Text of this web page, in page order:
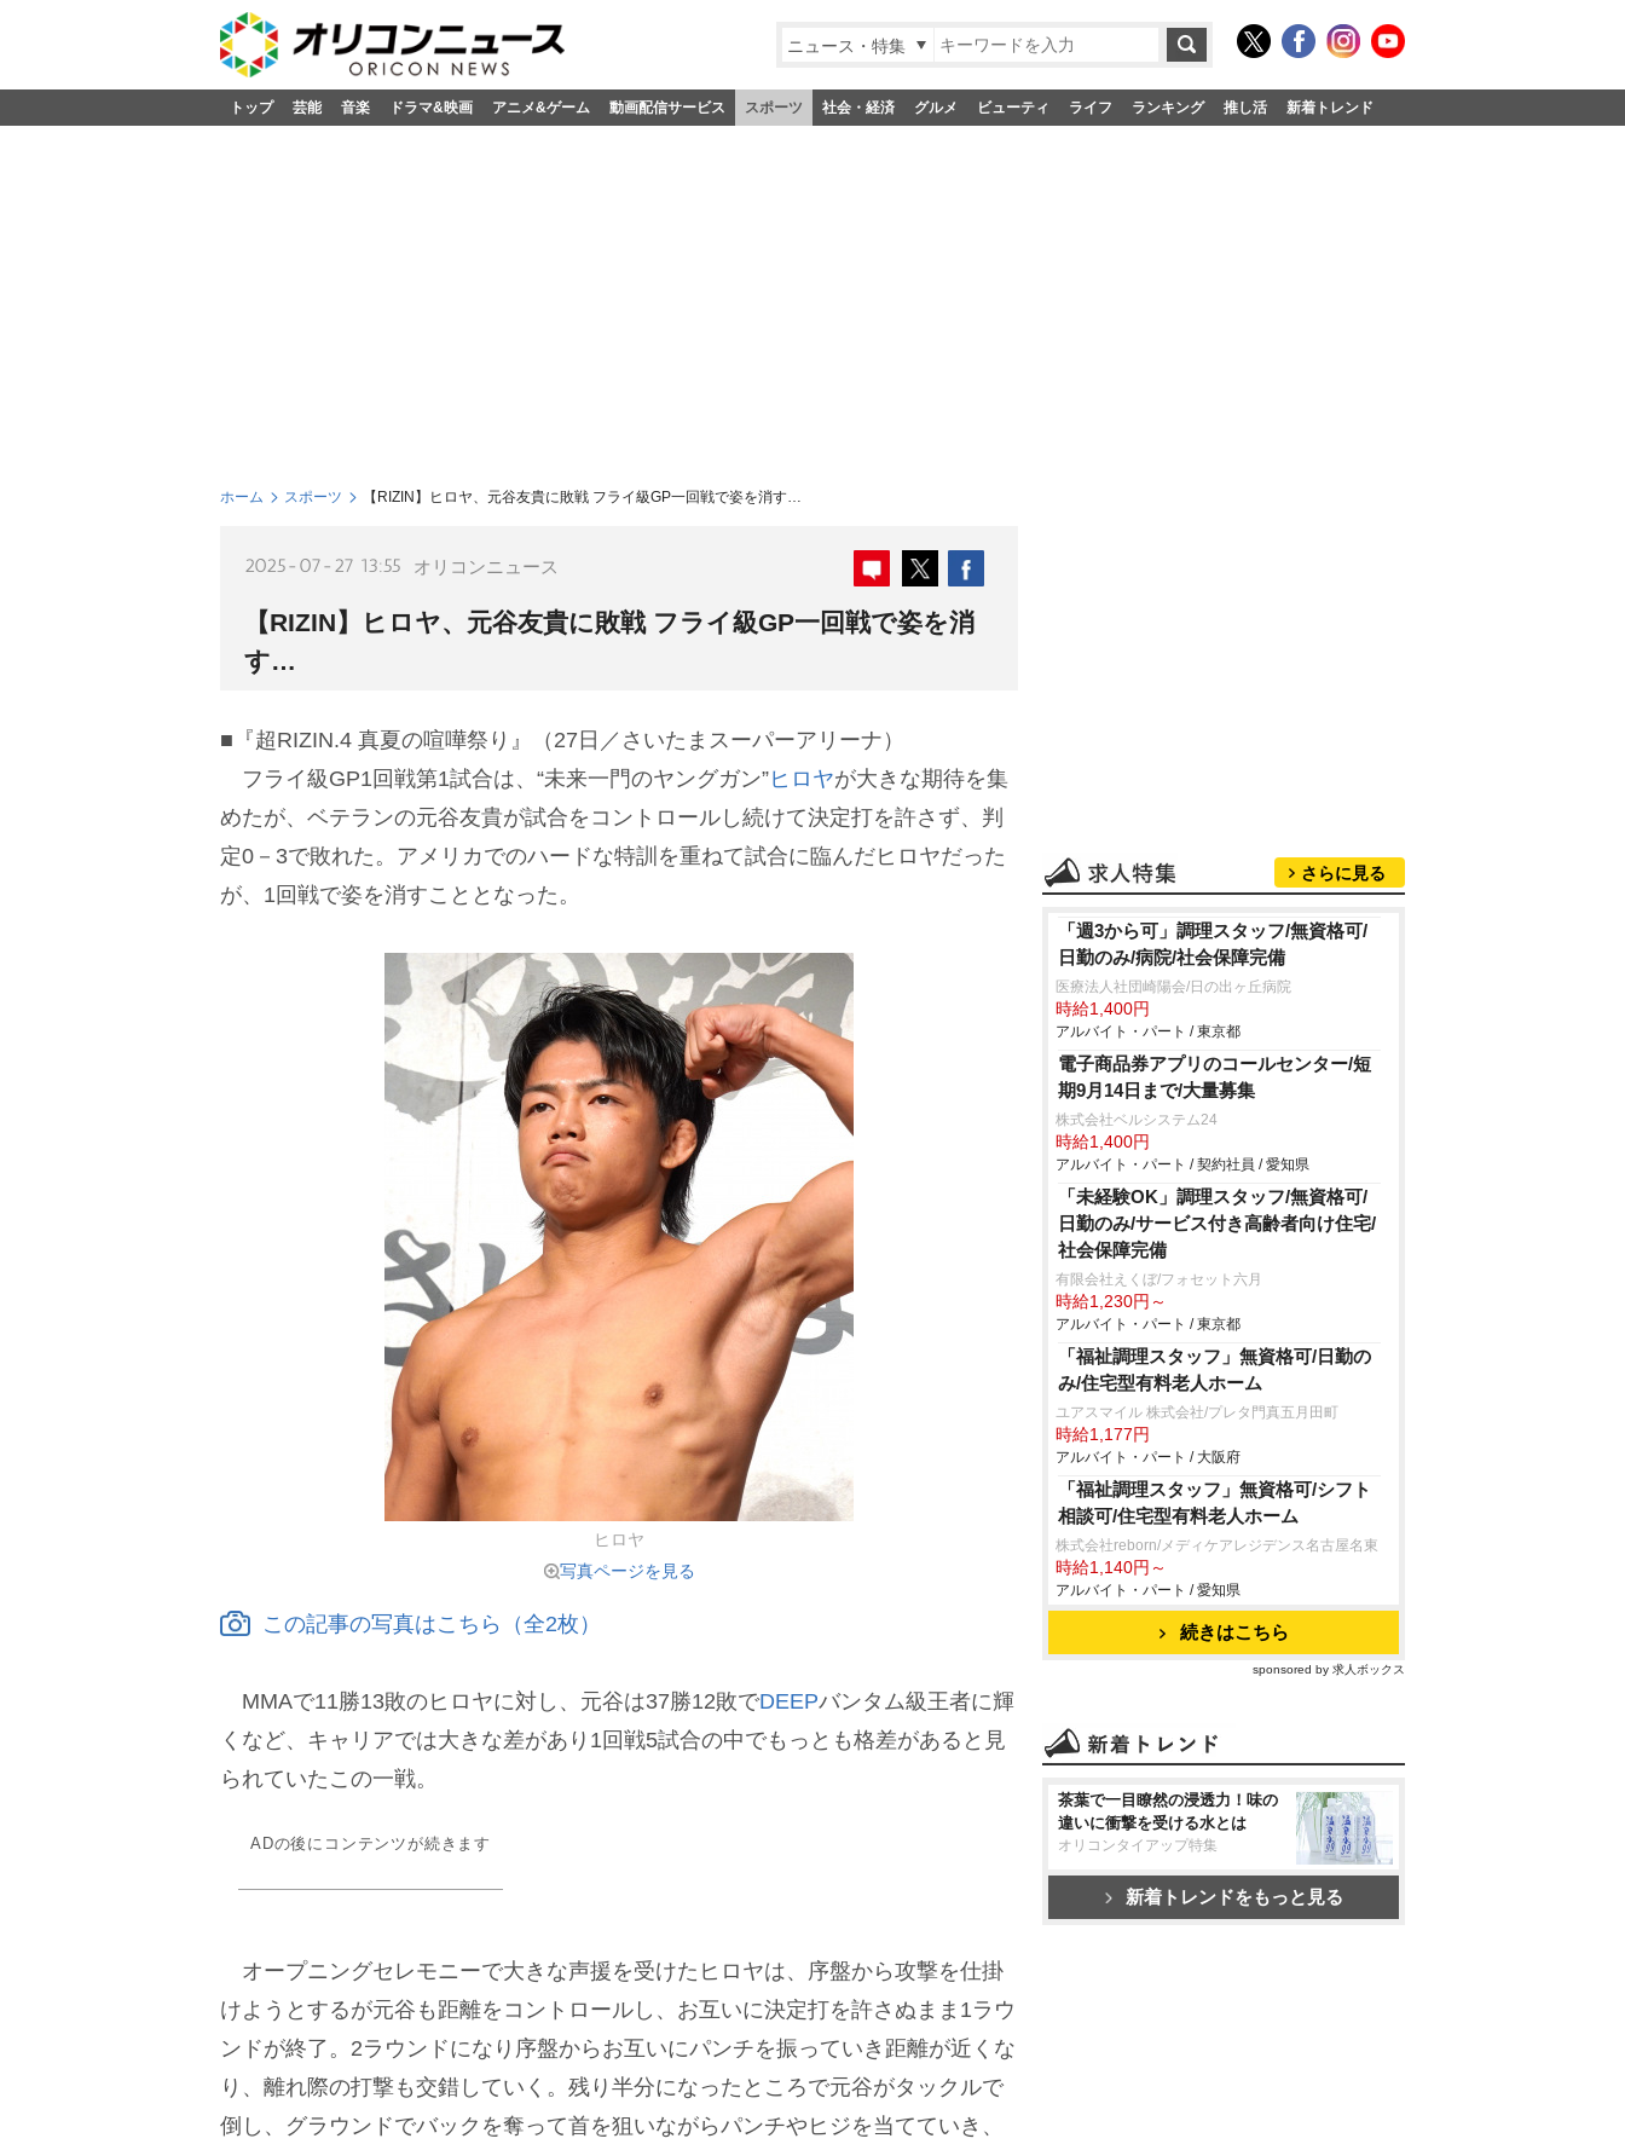
ニュース・特集
トップ 芸能 音楽 ドラマ&映画 アニメ&ゲーム 動画配信サービス スポーツ 社会・経済 グルメ ビューティ ライフ ランキング 推し活 新着トレンド
ホーム スポーツ 【RIZIN】ヒロヤ、元谷友貴に敗戦 フライ級GP一回戦で姿を消す…
2025-07-27 13:55 オリコンニュース
【RIZIN】ヒロヤ、元谷友貴に敗戦 フライ級GP一回戦で姿を消
す…
■『超RIZIN.4 真夏の喧嘩祭り』（27日／さいたまスーパーアリーナ）
フライ級GP1回戦第1試合は、“未来一門のヤングガン”ヒロヤが大きな期待を集
めたが、ベテランの元谷友貴が試合をコントロールし続けて決定打を許さず、判
定0－3で敗れた。アメリカでのハードな特訓を重ねて試合に臨んだヒロヤだった
が、1回戦で姿を消すこととなった。
ヒロヤ
写真ページを見る
この記事の写真はこちら（全2枚）
MMAで11勝13敗のヒロヤに対し、元谷は37勝12敗でDEEPバンタム級王者に輝
くなど、キャリアでは大きな差があり1回戦5試合の中でもっとも格差があると見
られていたこの一戦。
ADの後にコンテンツが続きます
オープニングセレモニーで大きな声援を受けたヒロヤは、序盤から攻撃を仕掛
けようとするが元谷も距離をコントロールし、お互いに決定打を許さぬまま1ラウ
ンドが終了。2ラウンドになり序盤からお互いにパンチを振っていき距離が近くな
り、離れ際の打撃も交錯していく。残り半分になったところで元谷がタックルで
倒し、グラウンドでバックを奪って首を狙いながらパンチやヒジを当てていき、
さらに見る
「週3から可」調理スタッフ/無資格可/
日勤のみ/病院/社会保障完備
医療法人社団崎陽会/日の出ヶ丘病院
時給1,400円
アルバイト・パート / 東京都
電子商品券アプリのコールセンター/短
期9月14日まで/大量募集
株式会社ベルシステム24
時給1,400円
アルバイト・パート / 契約社員 / 愛知県
「未経験OK」調理スタッフ/無資格可/
日勤のみ/サービス付き高齢者向け住宅/
社会保障完備
有限会社えくぼ/フォセット六月
時給1,230円～
アルバイト・パート / 東京都
「福祉調理スタッフ」無資格可/日勤の
み/住宅型有料老人ホーム
ユアスマイル 株式会社/プレタ門真五月田町
時給1,177円
アルバイト・パート / 大阪府
「福祉調理スタッフ」無資格可/シフト
相談可/住宅型有料老人ホーム
株式会社reborn/メディケアレジデンス名古屋名東
時給1,140円～
アルバイト・パート / 愛知県
続きはこちら
sponsored by 求人ボックス
茶葉で一目瞭然の浸透力！味の
違いに衝撃を受ける水とは
オリコンタイアップ特集
新着トレンドをもっと見る